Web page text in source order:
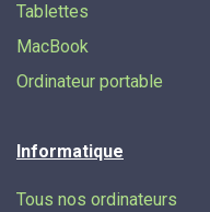
Tablettes
MacBook
Ordinateur portable
Informatique
Tous nos ordinateurs